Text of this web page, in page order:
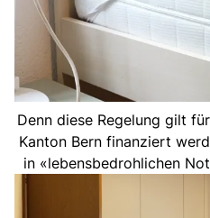
Denn diese Regelung gilt
Kanton Bern finanziert
in «lebensbedrohlichen